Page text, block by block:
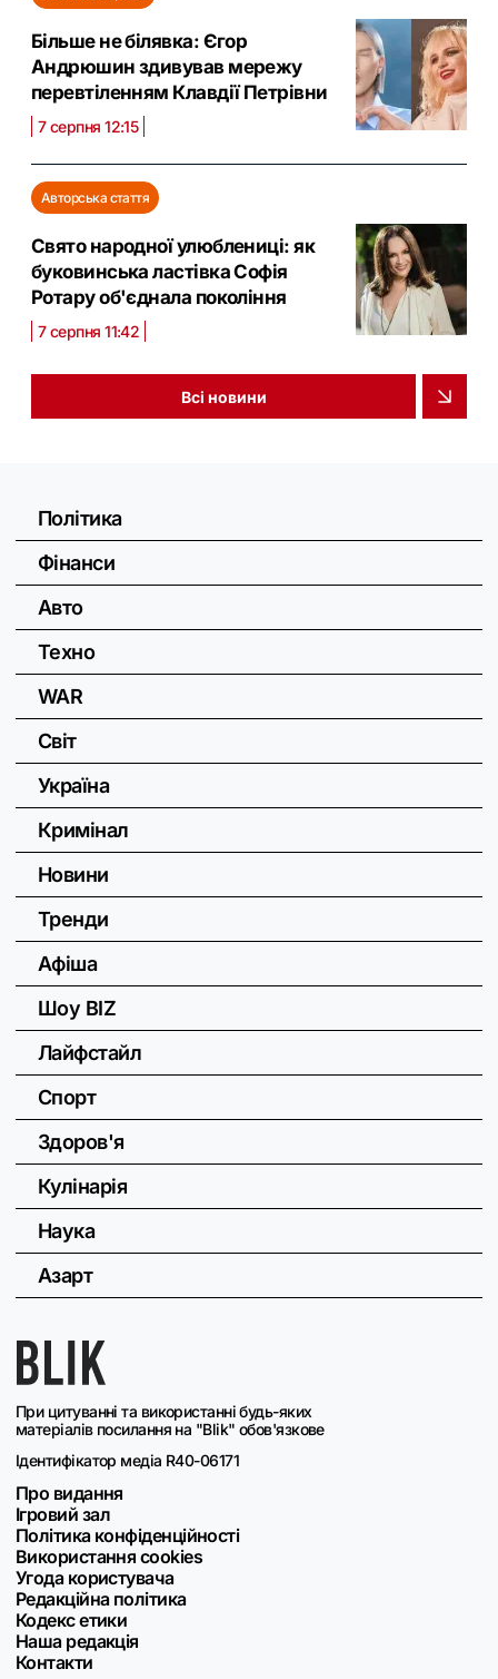
Більше не білявка: Єгор
Андрюшин здивував мережу
перевтіленням Клавдії Петрівни
7 серпня 12:15
Авторська стаття
Свято народної улюблениці: як
буковинська ластівка Софія
Ротару об'єднала покоління
7 серпня 11:42
Всі новини
При цитуванні та використанні будь-яких
матеріалів посилання на "Blik" обов'язкове
Ідентифікатор медіа R40-06171
Про видання
Ігровий зал
Політика конфіденційності
Використання cookies
Угода користувача
Редакційна політика
Кодекс етики
Наша редакція
Контакти
Політика
Фінанси
Авто
Техно
WAR
Світ
Україна
Кримінал
Новини
Тренди
Афіша
Шоу BIZ
Лайфстайл
Спорт
Здоров'я
Кулінарія
Наука
Азарт